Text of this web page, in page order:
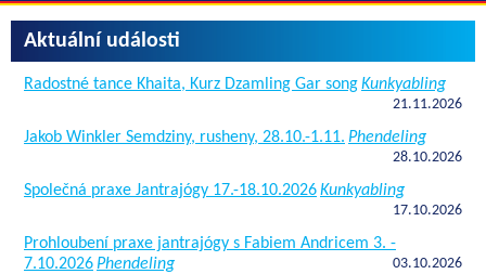
Aktuální události
Radostné tance Khaita, Kurz Dzamling Gar songKunkyabling
21.11.2026
Jakob Winkler Semdziny, rusheny, 28.10.-1.11. Phendeling
28.10.2026
Společná praxe Jantrajógy 17.-18.10.2026Kunkyabling
17.10.2026
Prohloubení praxe jantrajógy s Fabiem Andricem 3. -
7.10.2026Phendeling 03.10.2026